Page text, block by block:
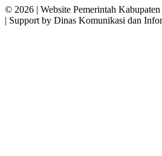
© 2026 | Website Pemerintah
| Support by Dinas Komunikasi dan